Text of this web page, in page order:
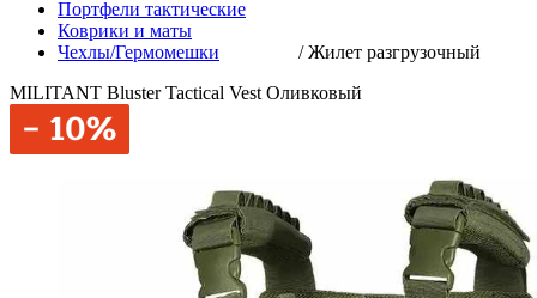
Портфели тактические
Коврики и маты
Чехлы/Гермомешки
/Жилет разгрузочный
MILITANT Bluster Tactical Vest Оливковый